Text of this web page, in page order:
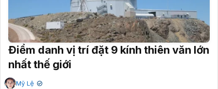
Điểm danh vị trí đặt 9 kính thiên văn lớn
nhất thế giới
Mỹ Lệ ✔